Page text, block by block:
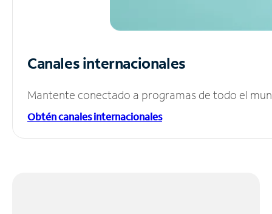
Canales internacionales
Mantente conectado a programas de todo el
Obtén canales internacionales